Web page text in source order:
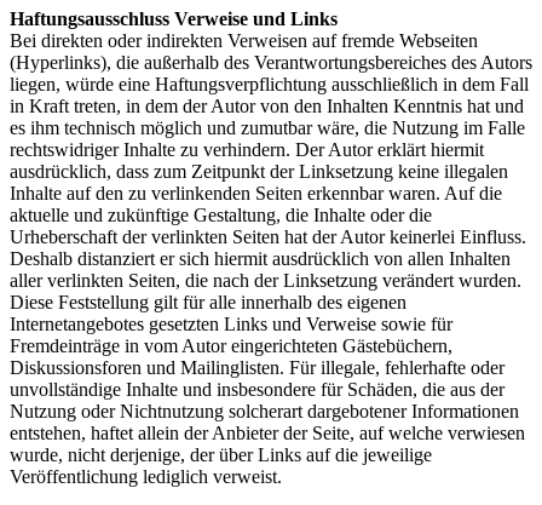
Haftungsausschluss Verweise und Links
Bei direkten oder indirekten Verweisen auf fremde Webseiten
(Hyperlinks), die außerhalb des Verantwortungsbereiches des Autors
liegen, würde eine Haftungsverpflichtung ausschließlich in dem Fall
in Kraft treten, in dem der Autor von den Inhalten Kenntnis hat und
es ihm technisch möglich und zumutbar wäre, die Nutzung im Falle
rechtswidriger Inhalte zu verhindern. Der Autor erklärt hiermit
ausdrücklich, dass zum Zeitpunkt der Linksetzung keine illegalen
Inhalte auf den zu verlinkenden Seiten erkennbar waren. Auf die
aktuelle und zukünftige Gestaltung, die Inhalte oder die
Urheberschaft der verlinkten Seiten hat der Autor keinerlei Einfluss.
Deshalb distanziert er sich hiermit ausdrücklich von allen Inhalten
aller verlinkten Seiten, die nach der Linksetzung verändert wurden.
Diese Feststellung gilt für alle innerhalb des eigenen
Internetangebotes gesetzten Links und Verweise sowie für
Fremdeinträge in vom Autor eingerichteten Gästebüchern,
Diskussionsforen und Mailinglisten. Für illegale, fehlerhafte oder
unvollständige Inhalte und insbesondere für Schäden, die aus der
Nutzung oder Nichtnutzung solcherart dargebotener Informationen
entstehen, haftet allein der Anbieter der Seite, auf welche verwiesen
wurde, nicht derjenige, der über Links auf die jeweilige
Veröffentlichung lediglich verweist.